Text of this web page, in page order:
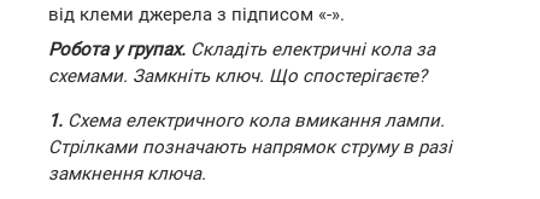
від клеми джерела з підписом «-».
Робота у групах. Складіть електричні кола за
схемами. Замкніть ключ. Що спостерігаєте?
1. Схема електричного кола вмикання лампи.
Стрілками позначають напрямок струму в разі
замкнення ключа.